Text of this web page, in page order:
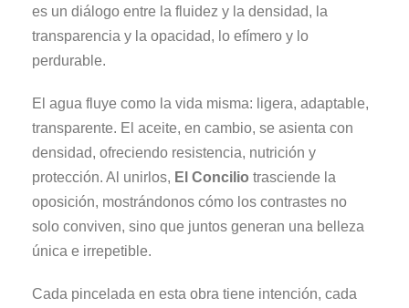
es un diálogo entre la fluidez y la densidad, la
transparencia y la opacidad, lo efímero y lo
perdurable.
El agua fluye como la vida misma: ligera, adaptable,
transparente. El aceite, en cambio, se asienta con
densidad, ofreciendo resistencia, nutrición y
protección. Al unirlos, El Concilio trasciende la
oposición, mostrándonos cómo los contrastes no
solo conviven, sino que juntos generan una belleza
única e irrepetible.
Cada pincelada en esta obra tiene intención, cada